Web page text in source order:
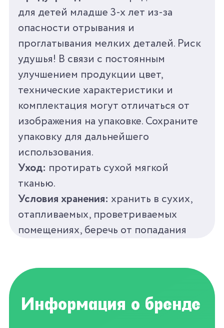
для детей младше 3-х лет из-за
опасности отрывания и
проглатывания мелких деталей. Риск
удушья! В связи с постоянным
улучшением продукции цвет,
технические характеристики и
комплектация могут отличаться от
изображения на упаковке. Сохраните
упаковку для дальнейшего
использования.
Уход: протирать сухой мягкой
тканью.
Условия хранения: хранить в сухих,
отапливаемых, проветриваемых
помещениях, беречь от попадания
ВРЕМЯ ИГРЫ ОТ
СРОК ГОДНОСТИ/
ГАРАНТИЯ
ПРОИЗВОДИТЕЛЬ
Информация о бренде